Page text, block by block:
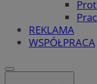
REKLAMA
WSPÓŁPRACA